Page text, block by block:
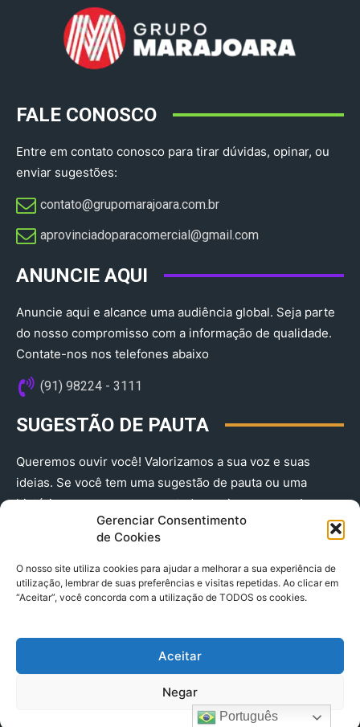
Gerenciar Consentimento
de Cookies
O nosso site utiliza cookies para ajudar a melhorar a sua experiência de
utilização, lembrar de suas preferências e visitas repetidas. Ao clicar em
“Aceitar”, você concorda com a utilização de TODOS os cookies.
Aceitar
Negar
FALE CONOSCO
Entre em contato conosco para tirar dúvidas, opinar, ou
enviar sugestões:
contato@grupomarajoara.com.br
aprovinciadoparacomercial@gmail.com​
ANUNCIE AQUI
Anuncie aqui e alcance uma audiência global. Seja parte
do nosso compromisso com a informação de qualidade.
Contate-nos nos telefones abaixo
(91) 98224 - 3111
SUGESTÃO DE PAUTA
Queremos ouvir você! Valorizamos a sua voz e suas
ideias. Se você tem uma sugestão de pauta ou uma
história que merece ser contada, envie-nos agora!
(91) 98224 - 3111
© 2025 A Província do Pará CNPJ: 04.901.141/0001-36 End .
Trav. Quintino Bocaiuva 2301, Ed. Rogério Fernandez – Sala
2701- Cremação – CEP 66045.315
Português